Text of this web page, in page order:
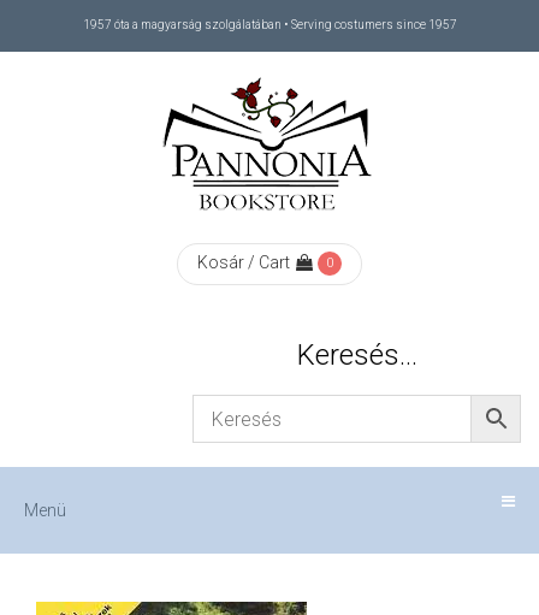
1957 óta a magyarság szolgálatában • Serving costumers since 1957
Kosár / Cart 0
Keresés…
Menü